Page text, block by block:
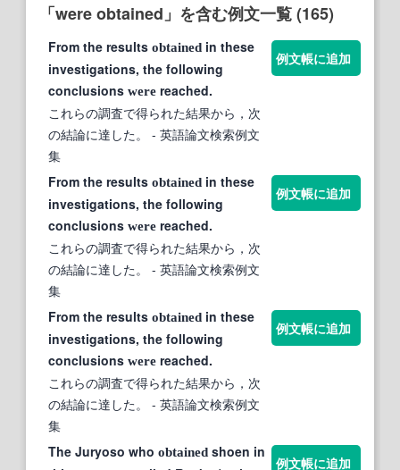
「were obtained」を含む例文一覧 (165)
From the results obtained in these
investigations, the following
conclusions were reached.
これらの調査で得られた結果から，次
の結論に達した。
- 英語論文検索例文
集
例文帳に追加
From the results obtained in these
investigations, the following
conclusions were reached.
これらの調査で得られた結果から，次
の結論に達した。
- 英語論文検索例文
集
例文帳に追加
From the results obtained in these
investigations, the following
conclusions were reached.
これらの調査で得られた結果から，次
の結論に達した。
- 英語論文検索例文
集
例文帳に追加
The Juryoso who obtained shoen in
例文帳に追加